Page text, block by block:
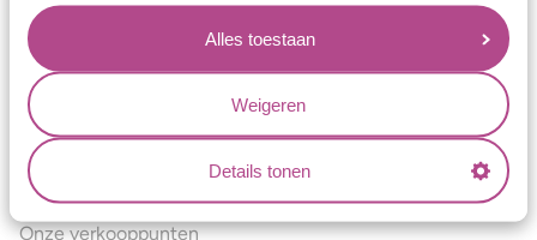
Alles toestaan
Weigeren
Details tonen
Jouw voordelen
Conflictvrije Materialen
Oneindig veel mogelijkheden
Kwaliteit
Juweliers & Contact
Onze verkooppunten